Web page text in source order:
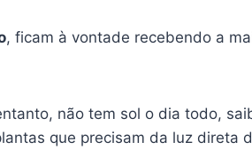
, ficam à vontade recebendo a
não tem sol o dia todo,
que precisam da luz direta